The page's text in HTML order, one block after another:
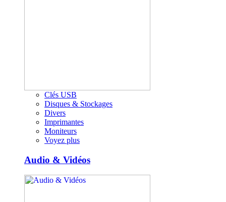
Clés USB
Disques & Stockages
Divers
Imprimantes
Moniteurs
Voyez plus
Audio & Vidéos